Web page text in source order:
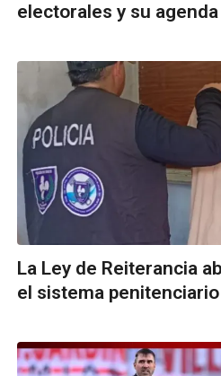
electorales y su
La Ley de Reiterancia
el sistema penitenciario